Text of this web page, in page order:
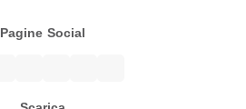
Pagine Social